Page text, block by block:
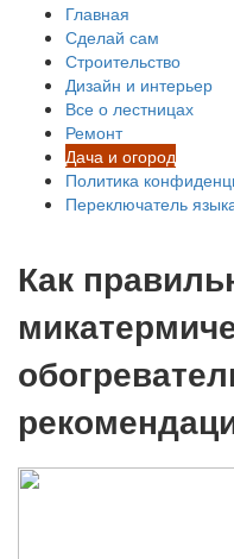
Главная
Сделай сам
Строительство
Дизайн и интерьер
Все о лестницах
Ремонт
Дача и огород
Политика
Переключатель
Как